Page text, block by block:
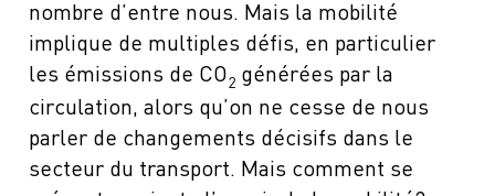
nombre d’entre nous. Mais la mobilité
implique de multiples défis, en particulier
les émissions de CO2 générées par la
circulation, alors qu’on ne cesse de nous
parler de changements décisifs dans le
secteur du transport. Mais comment se